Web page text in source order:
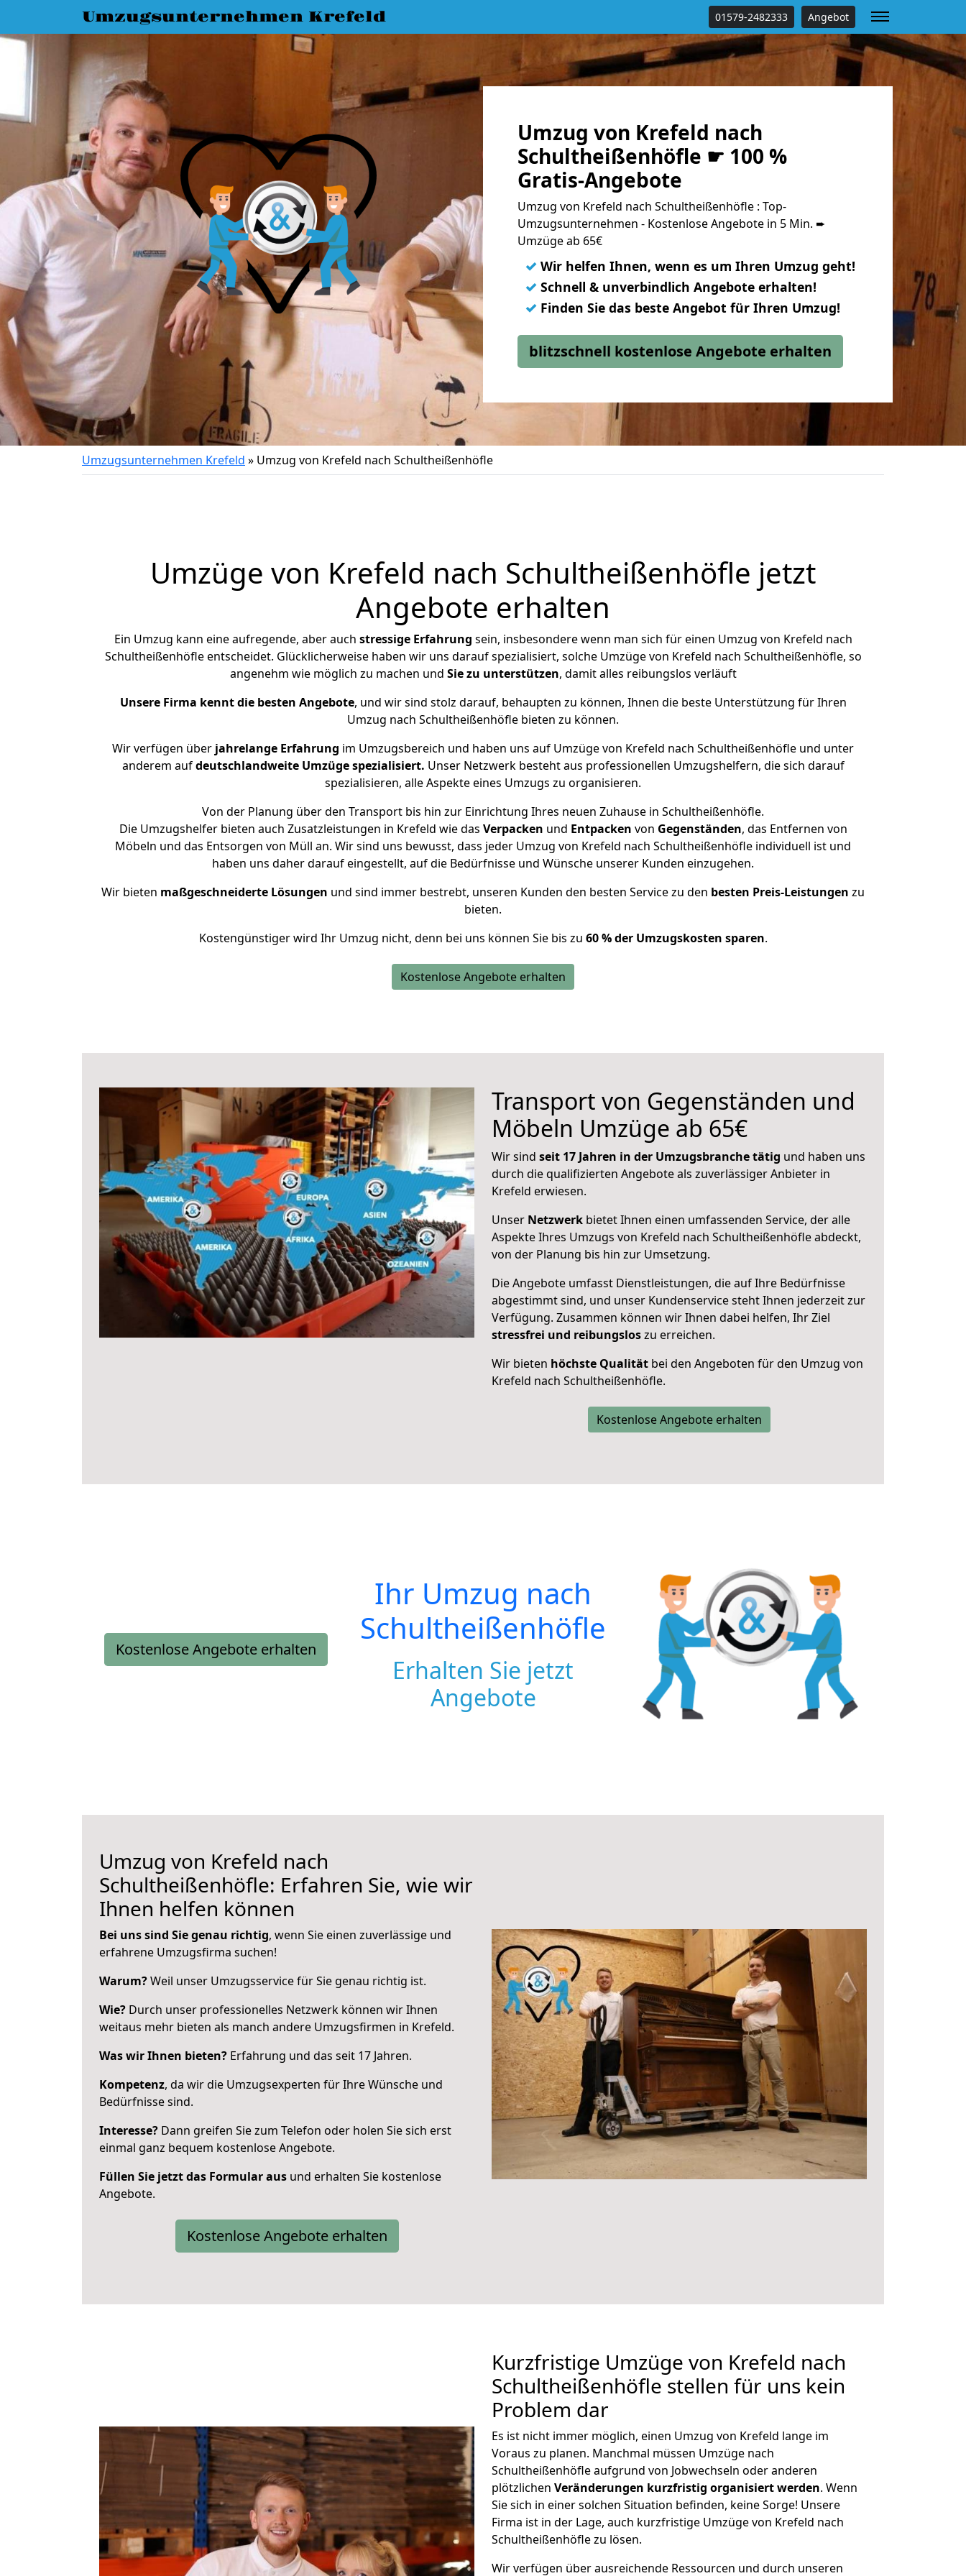
Umzugsunternehmen Krefeld 01579-2482333 Angebot
Umzug von Krefeld nach
Schultheißenhöfle ☛ 100 %
Gratis-Angebote
Umzug von Krefeld nach Schultheißenhöfle : Top-
Umzugsunternehmen - Kostenlose Angebote in 5 Min. ➨
Umzüge ab 65€
✓ Wir helfen Ihnen, wenn es um Ihren Umzug geht!
✓ Schnell & unverbindlich Angebote erhalten!
✓ Finden Sie das beste Angebot für Ihren Umzug!
blitzschnell kostenlose Angebote erhalten
Umzugsunternehmen Krefeld » Umzug von Krefeld nach Schultheißenhöfle
Umzüge von Krefeld nach Schultheißenhöfle jetzt
Angebote erhalten
Ein Umzug kann eine aufregende, aber auch stressige Erfahrung sein, insbesondere wenn man sich für einen Umzug von Krefeld nach
Schultheißenhöfle entscheidet. Glücklicherweise haben wir uns darauf spezialisiert, solche Umzüge von Krefeld nach Schultheißenhöfle, so
angenehm wie möglich zu machen und Sie zu unterstützen, damit alles reibungslos verläuft
Unsere Firma kennt die besten Angebote, und wir sind stolz darauf, behaupten zu können, Ihnen die beste Unterstützung für Ihren
Umzug nach Schultheißenhöfle bieten zu können.
Wir verfügen über jahrelange Erfahrung im Umzugsbereich und haben uns auf Umzüge von Krefeld nach Schultheißenhöfle und unter
anderem aufdeutschlandweite Umzüge spezialisiert. Unser Netzwerk besteht aus professionellen Umzugshelfern, die sich darauf
spezialisieren, alle Aspekte eines Umzugs zu organisieren.
Von der Planung über den Transport bis hin zur Einrichtung Ihres neuen Zuhause in Schultheißenhöfle.
Die Umzugshelfer bieten auch Zusatzleistungen in Krefeld wie das Verpacken und Entpacken von Gegenständen, das Entfernen von
Möbeln und das Entsorgen von Müll an. Wir sind uns bewusst, dass jeder Umzug von Krefeld nach Schultheißenhöfle individuell ist und
haben uns daher darauf eingestellt, auf die Bedürfnisse und Wünsche unserer Kunden einzugehen.
Wir bieten maßgeschneiderte Lösungen und sind immer bestrebt, unseren Kunden den besten Service zu den besten Preis-Leistungen zu
bieten.
Kostengünstiger wird Ihr Umzug nicht, denn bei uns können Sie bis zu 60 % der Umzugskosten sparen.
Kostenlose Angebote erhalten
Transport von Gegenständen und
Möbeln Umzüge ab 65€
Wir sind seit 17 Jahren in der Umzugsbranche tätig und haben uns
durch die qualifizierten Angebote als zuverlässiger Anbieter in
Krefeld erwiesen.
Unser Netzwerk bietet Ihnen einen umfassenden Service, der alle
Aspekte Ihres Umzugs von Krefeld nach Schultheißenhöfle abdeckt,
von der Planung bis hin zur Umsetzung.
Die Angebote umfasst Dienstleistungen, die auf Ihre Bedürfnisse
abgestimmt sind, und unser Kundenservice steht Ihnen jederzeit zur
Verfügung. Zusammen können wir Ihnen dabei helfen, Ihr Ziel
stressfrei und reibungsloszu erreichen.
Wir bieten höchste Qualität bei den Angeboten für den Umzug von
Krefeld nach Schultheißenhöfle.
Kostenlose Angebote erhalten
Kostenlose Angebote erhalten
Ihr Umzug nach
Schultheißenhöfle
Erhalten Sie jetzt
Angebote
Umzug von Krefeld nach
Schultheißenhöfle: Erfahren Sie, wie wir
Ihnen helfen können
Bei uns sind Sie genau richtig, wenn Sie einen zuverlässige und
erfahrene Umzugsfirma suchen!
Warum?Weil unser Umzugsservice für Sie genau richtig ist.
Wie? Durch unser professionelles Netzwerk können wir Ihnen
weitaus mehr bieten als manch andere Umzugsfirmen in Krefeld.
Was wir Ihnen bieten? Erfahrung und das seit 17 Jahren.
Kompetenz, da wir die Umzugsexperten für Ihre Wünsche und
Bedürfnisse sind.
Interesse? Dann greifen Sie zum Telefon oder holen Sie sich erst
einmal ganz bequem kostenlose Angebote.
Füllen Sie jetzt das Formular aus und erhalten Sie kostenlose
Angebote.
Kostenlose Angebote erhalten
Kurzfristige Umzüge von Krefeld nach
Schultheißenhöfle stellen für uns kein
Problem dar
Es ist nicht immer möglich, einen Umzug von Krefeld lange im
Voraus zu planen. Manchmal müssen Umzüge nach
Schultheißenhöfle aufgrund von Jobwechseln oder anderen
plötzlichen Veränderungen kurzfristig organisiert werden. Wenn
Sie sich in einer solchen Situation befinden, keine Sorge! Unsere
Firma ist in der Lage, auch kurzfristige Umzüge von Krefeld nach
Schultheißenhöfle zu lösen.
Wir verfügen über ausreichende Ressourcen und durch unseren